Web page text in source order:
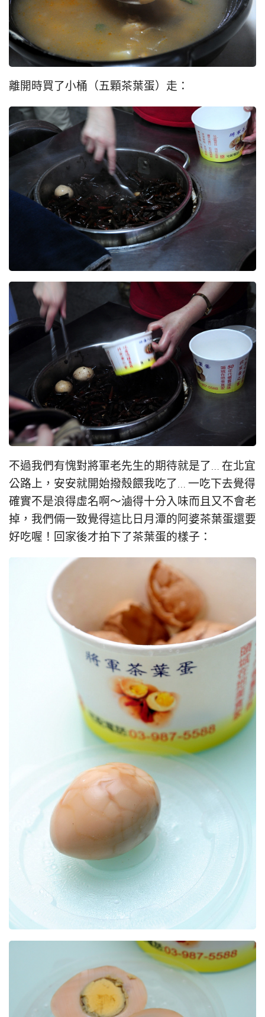
離開時買了小桶（五顆茶葉蛋）走：
不過我們有愧對將軍老先生的期待就是了… 在北宜
公路上，安安就開始撥殼餵我吃了… 一吃下去覺得
確實不是浪得虛名啊～滷得十分入味而且又不會老
掉，我們倆一致覺得這比日月潭的阿婆茶葉蛋還要
好吃喔！回家後才拍下了茶葉蛋的樣子：